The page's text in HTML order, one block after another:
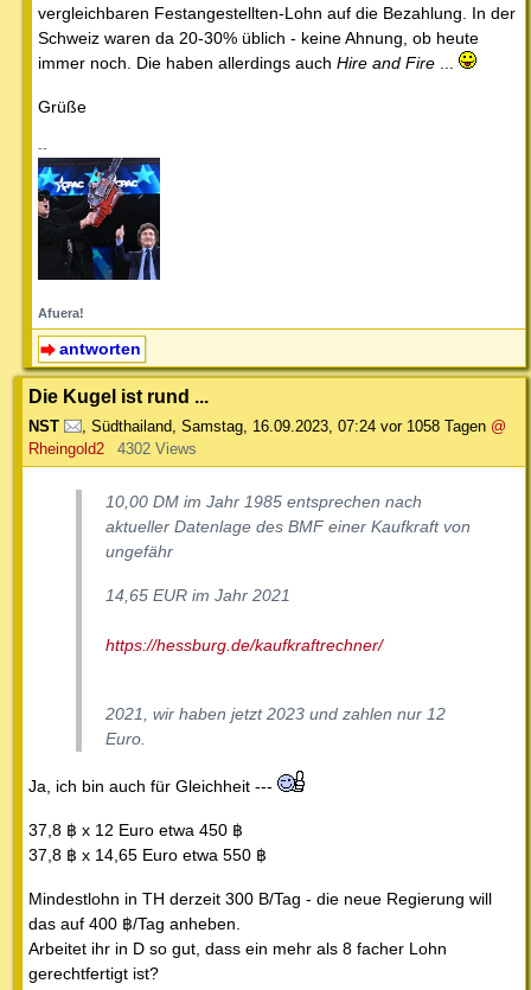
vergleichbaren Festangestellten-Lohn auf die Bezahlung. In der
Schweiz waren da 20-30% üblich - keine Ahnung, ob heute
immer noch. Die haben allerdings auch Hire and Fire
Grüße
--
Afuera!
antworten
Die Kugel ist rund ...
NST , Südthailand, Samstag, 16.09.2023, 07:24 vor 1058 Tagen @
Rheingold2
4302 Views
10,00 DM im Jahr 1985 entsprechen nach
aktueller Datenlage des BMF einer Kaufkraft von
ungefähr
14,65 EUR im Jahr 2021
https://hessburg.de/kaufkraftrechner/
2021, wir haben jetzt 2023 und zahlen nur 12
Euro.
Ja, ich bin auch für Gleichheit ---
37,8 ฿ x 12 Euro etwa 450 ฿
37,8 ฿ x 14,65 Euro etwa 550 ฿
Mindestlohn in TH derzeit 300 B/Tag - die neue Regierung will
das auf 400 ฿/Tag anheben.
Arbeitet ihr in D so gut, dass ein mehr als 8 facher Lohn
gerechtfertigt ist?